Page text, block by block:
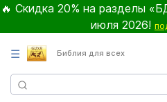
🔥 Скидка 20% на разделы
июля 2026!
☰ Библия для всех